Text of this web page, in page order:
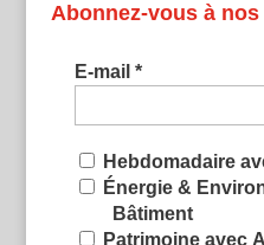
Abonnez-vous à
E-mail *
Hebdomadaire
Énergie &
Bâtiment
Patrimoine avec